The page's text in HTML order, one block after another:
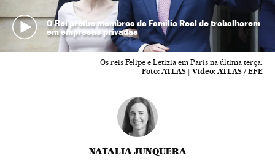
O Rei proíbe membros da Familia Real de trabalharem
em empresas privadas
Os reis Felipe e Letizia em Paris na última terça.
Foto: ATLAS | Vídeo: ATLAS / EFE
NATALIA JUNQUERA